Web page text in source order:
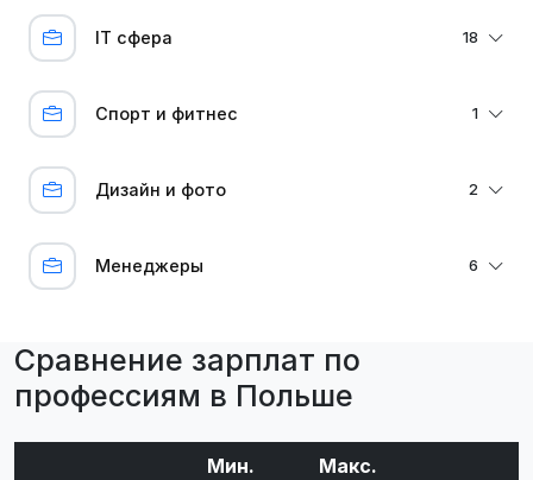
IT сфера 18
Спорт и фитнес 1
Дизайн и фото 2
Менеджеры 6
Сравнение зарплат по
профессиям в Польше
Мин.
Макс.